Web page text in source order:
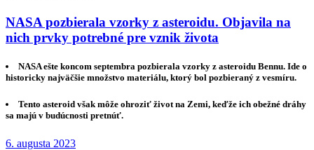
NASA pozbierala vzorky z asteroidu. Objavila na
nich prvky potrebné pre vznik života
NASA ešte koncom septembra pozbierala vzorky z asteroidu Bennu. Ide o
historicky najväčšie množstvo materiálu, ktorý bol pozbieraný z vesmíru.
Tento asteroid však môže ohroziť život na Zemi, keďže ich obežné dráhy
sa majú v budúcnosti pretnúť.
6. augusta 2023